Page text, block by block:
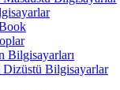
Bilgisayarları
Dizüstü Bilgisayarlar